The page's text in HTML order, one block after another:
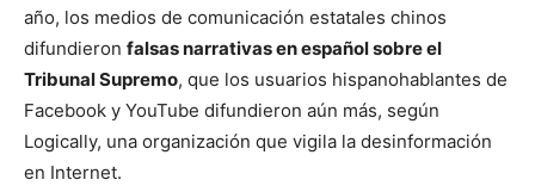
año, los medios de comunicación estatales chinos
difundieron falsas narrativas en español sobre el
Tribunal Supremo, que los usuarios hispanohablantes de
Facebook y YouTube difundieron aún más, según
Logically, una organización que vigila la desinformación
en Internet.